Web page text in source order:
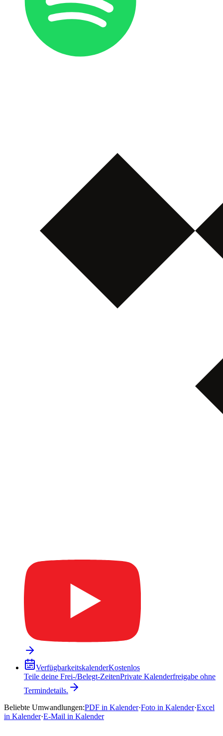
VerfügbarkeitskalenderKostenlos
Teile deine Frei-/Belegt-ZeitenPrivate Kalenderfreigabe ohne
Termindetails.
Beliebte Umwandlungen:PDF in Kalender·Foto in Kalender·Excel
in Kalender·E-Mail in Kalender